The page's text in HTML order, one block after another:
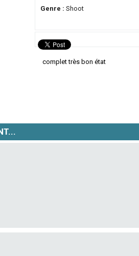
Genre : Shoot
complet très bon état